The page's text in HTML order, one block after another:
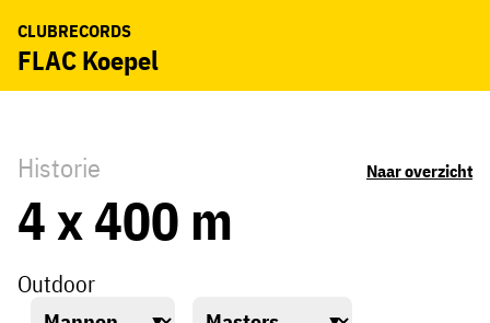
CLUBRECORDS
FLAC Koepel
Historie Naar overzicht
4 x 400 m
Outdoor